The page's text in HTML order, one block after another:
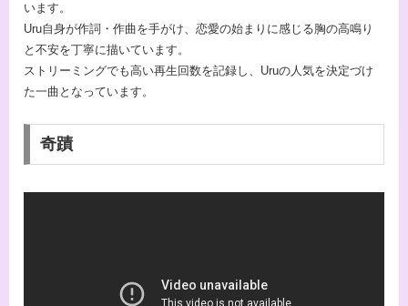
います。
Uru自身が作詞・作曲を手がけ、恋愛の始まりに感じる胸の高鳴り
と不安を丁寧に描いています。
ストリーミングでも高い再生回数を記録し、Uruの人気を決定づけ
た一曲となっています。
奇蹟